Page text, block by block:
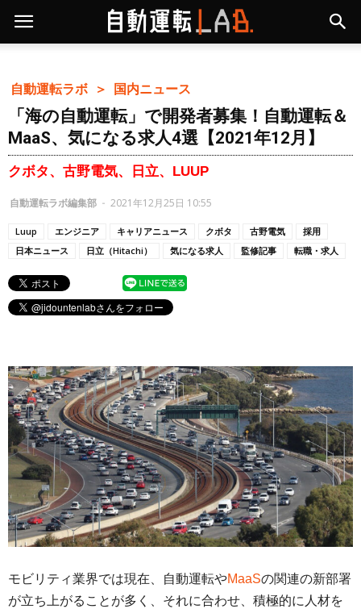
自動運転ラボ ＞ 国内ニュース
「海の自動運転」で開発者募集！自動運転＆
MaaS、気になる求人4選【2021年12月】
クボタ、古野電気、日立、LUUP
自動運転ラボ編集部 - 2021年12月25日 10:55
Luup エンジニア キャリアニュース クボタ 古野電気
採用
日本ニュース
日立（Hitachi） 気になる求人 監修記事 転職・求人
モビリティ業界では現在、自動運転やMaaSの関連の新部署
が立ち上がることが多く、それに合わせ、積極的に人材を